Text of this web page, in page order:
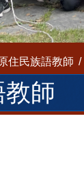
住民族語教師
師